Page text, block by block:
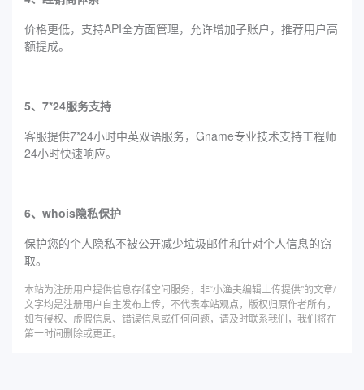
价格更低，支持API全方面管理，允许增加子账户，推荐用户高
额提成。
5、7*24服务支持
客服提供7*24小时中英双语服务，Gname专业技术支持工程师
24小时快速响应。
6、whois隐私保护
保护您的个人隐私不被公开减少垃圾邮件和针对个人信息的窃
取。
本站为注册用户提供信息存储空间服务，非“小渔夫编辑上传提供”的文章/
文字均是注册用户自主发布上传，不代表本站观点，版权归原作者所有，
如有侵权、虚假信息、错误信息或任何问题，请及时联系我们，我们将在
第一时间删除或更正。